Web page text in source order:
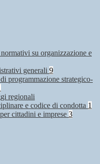
su organizzazione e
generali 9
programmazione strategico-
regionali
e codice di condotta 1
cittadini e imprese 3